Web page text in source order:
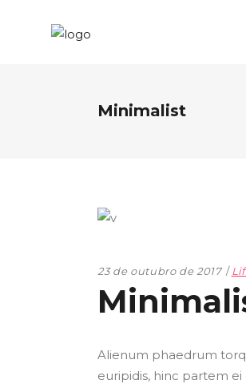
Minimalist
23 de outubro de 2017
Alienum phaedrum
euripidis, hinc partem ei